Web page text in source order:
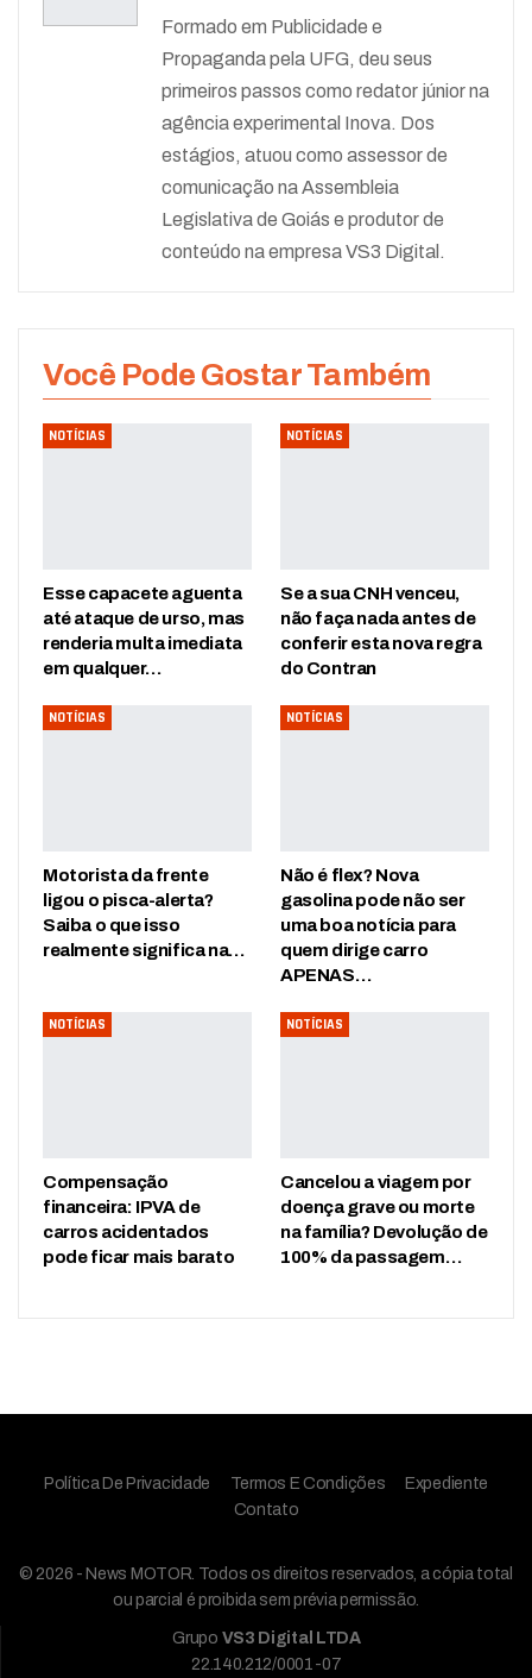
Formado em Publicidade e
Propaganda pela UFG, deu seus
primeiros passos como redator júnior na
agência experimental Inova. Dos
estágios, atuou como assessor de
comunicação na Assembleia
Legislativa de Goiás e produtor de
conteúdo na empresa VS3 Digital.
Você Pode Gostar Também
NOTÍCIAS
Esse capacete aguenta
até ataque de urso, mas
renderia multa imediata
em qualquer…
NOTÍCIAS
Se a sua CNH venceu,
não faça nada antes de
conferir esta nova regra
do Contran
NOTÍCIAS
Motorista da frente
ligou o pisca-alerta?
Saiba o que isso
realmente significa na…
NOTÍCIAS
Não é flex? Nova
gasolina pode não ser
uma boa notícia para
quem dirige carro
APENAS…
NOTÍCIAS
Compensação
financeira: IPVA de
carros acidentados
pode ficar mais barato
NOTÍCIAS
Cancelou a viagem por
doença grave ou morte
na família? Devolução de
100% da passagem…
Política De Privacidade Termos E Condições
Expediente
Contato
© 2026 - News MOTOR. Todos os direitos reservados, a cópia total
ou parcial é proibida sem prévia permissão.
Grupo VS3 Digital LTDA
22.140.212/0001-07